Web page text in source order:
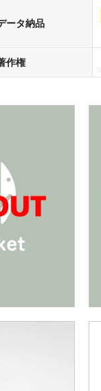
ータ納品
作権